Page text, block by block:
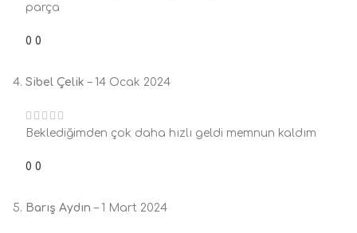
parça
0 0
Sibel Çelik– 14 Ocak 2024
Beklediğimden çok daha hızlı geldi memnun kaldım
0 0
Barış Aydın– 1 Mart 2024